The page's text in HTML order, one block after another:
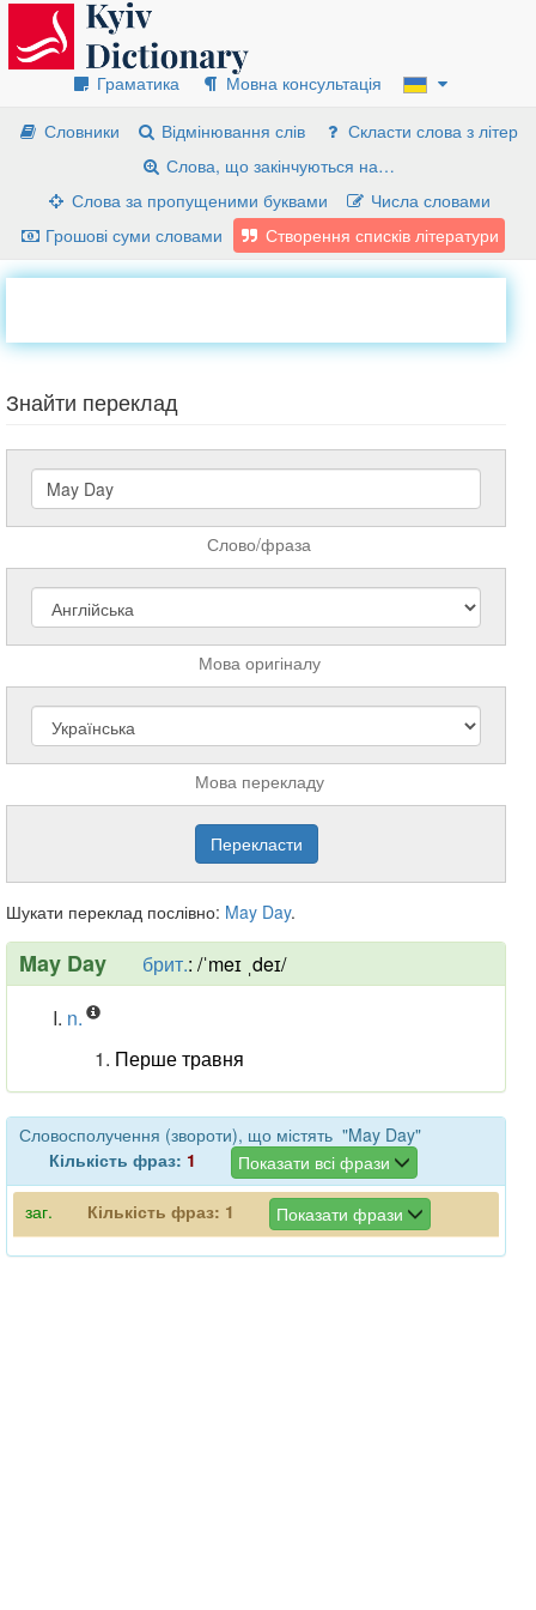
Граматика
Мовна консультація
Словники
Відмінювання слів
Скласти слова з літер
Слова, що закінчуються на…
Слова за пропущеними буквами
Числа словами
Грошові суми словами
Створення списків літератури
Знайти переклад
Слово/фраза
Мова оригіналу
Мова перекладу
Шукати переклад послівно: May Day.
May Day брит.: /ˈmeɪ ˌdeɪ/
n.
Перше травня
Словосполучення (звороти), що містять "May Day"
Кількість фраз: 1 Показати всі фрази
заг. Кількість фраз: 1 Показати фрази